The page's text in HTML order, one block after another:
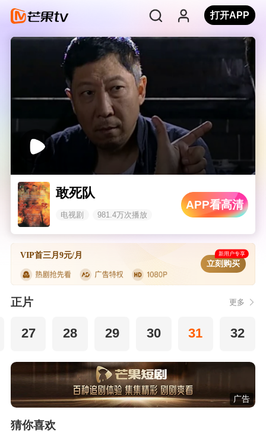
打开APP
敢死队
电视剧 981.4万次播放
APP看高清
VIP首三月9元/月 新用户专享
立刻购买
正片 更多
27 28 29 30 31 32
广告
猜你喜欢